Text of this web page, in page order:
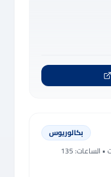
بكالوريوس
• الساعات: 135